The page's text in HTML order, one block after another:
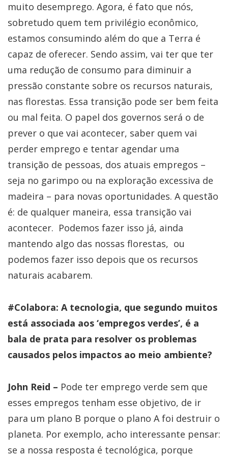
muito desemprego. Agora, é fato que nós,
sobretudo quem tem privilégio econômico,
estamos consumindo além do que a Terra é
capaz de oferecer. Sendo assim, vai ter que ter
uma redução de consumo para diminuir a
pressão constante sobre os recursos naturais,
nas florestas. Essa transição pode ser bem feita
ou mal feita. O papel dos governos será o de
prever o que vai acontecer, saber quem vai
perder emprego e tentar agendar uma
transição de pessoas, dos atuais empregos –
seja no garimpo ou na exploração excessiva de
madeira – para novas oportunidades. A questão
é: de qualquer maneira, essa transição vai
acontecer. Podemos fazer isso já, ainda
mantendo algo das nossas florestas, ou
podemos fazer isso depois que os recursos
naturais acabarem.
#Colabora: A tecnologia, que segundo muitos
está associada aos ‘empregos verdes’, é a
bala de prata para resolver os problemas
causados pelos impactos ao meio ambiente?
John Reid – Pode ter emprego verde sem que
esses empregos tenham esse objetivo, de ir
para um plano B porque o plano A foi destruir o
planeta. Por exemplo, acho interessante pensar:
se a nossa resposta é tecnológica, porque